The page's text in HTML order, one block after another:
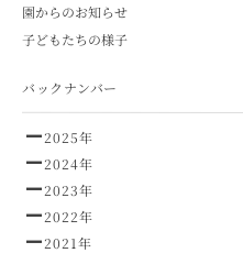
園からのお知らせ
子どもたちの様子
バックナンバー
2025年
2024年
2023年
2022年
2021年